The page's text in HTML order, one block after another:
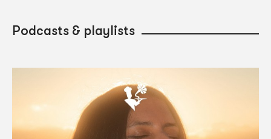
Podcasts & playlists